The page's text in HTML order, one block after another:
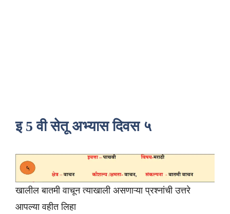
इ 5 वी सेतू अभ्यास दिवस ५
खालील बातमी वाचून त्याखाली असणाऱ्या प्रश्नांची उत्तरे
आपल्या वहीत लिहा